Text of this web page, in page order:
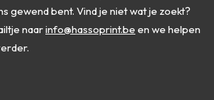
gewend bent. Vind je niet wat je zoekt?
naarinfo@hassoprint.be en we helpen